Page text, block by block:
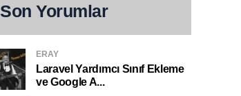
Son Yorumlar
ERAY
Laravel Yardımcı Sınıf Ekleme
ve Google A...